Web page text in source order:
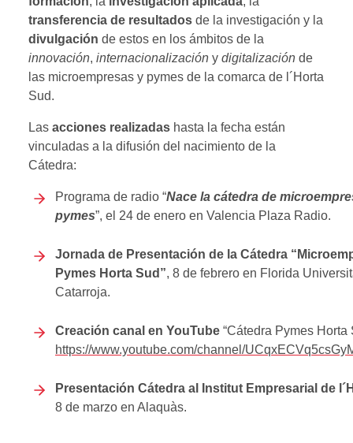
transferencia de resultados de la investigación y la
divulgación de estos en los ámbitos de la
innovación, internacionalización y digitalización de
las microempresas y pymes de la comarca de l´Horta
Sud.
Las acciones realizadas hasta la fecha están
vinculadas a la difusión del nacimiento de la
Cátedra:
Programa de radio “Nace la cátedra de
pymes”, el 24 de enero en Valencia Plaza Radio.
Jornada de Presentación de la Cátedra
Pymes Horta Sud”, 8 de febrero en Florida
Catarroja.
Creación canal en YouTube “Cátedra Pymes Horta
https://www.youtube.com/channel/
Presentación Cátedra al Institut Empresarial de
8 de marzo en Alaquàs.